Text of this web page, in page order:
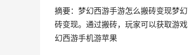
摘要：梦幻西游手游怎么搬砖变现梦
砖变现。通过搬砖，玩家可以获取游
幻西游手机游苹果